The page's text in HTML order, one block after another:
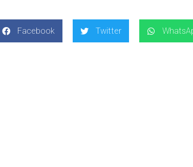
Facebook Twitter